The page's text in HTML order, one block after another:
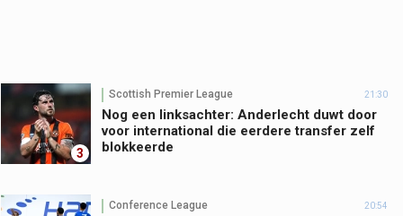
3
Scottish Premier League 21:30
Nog een linksachter: Anderlecht duwt door
voor international die eerdere transfer zelf
blokkeerde
Conference League 20:54